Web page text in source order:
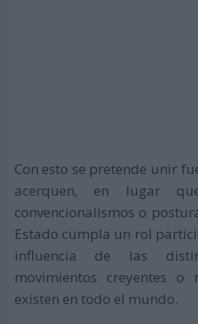
Con esto se pretende unir
acerquen, en lugar
convencionalismos o
Estado cumpla un rol
influencia de las
movimientos creyentes o
existen en todo el mundo.